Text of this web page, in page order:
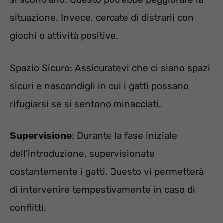
situazione. Invece, cercate di distrarli con
giochi o attività positive.
Spazio Sicuro: Assicuratevi che ci siano spazi
sicuri e nascondigli in cui i gatti possano
rifugiarsi se si sentono minacciati.
Supervisione: Durante la fase iniziale
dell’introduzione, supervisionate
costantemente i gatti. Questo vi permetterà
di intervenire tempestivamente in caso di
conflitti.